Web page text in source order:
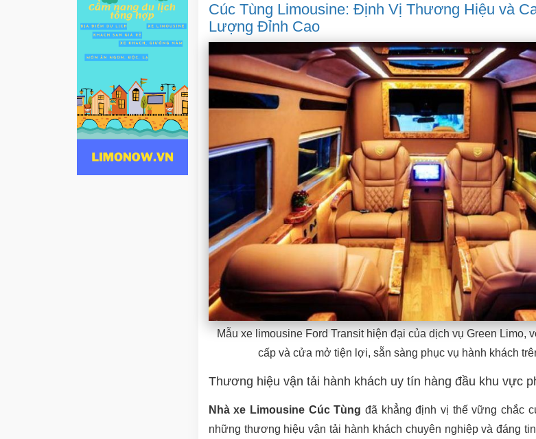
Cúc Tùng Limousine: Định Vị Thương Hiệu và
Lượng Đỉnh Cao
Mẫu xe limousine Ford Transit hiện đại của dịch vụ Green Limo,
cấp và cửa mở tiện lợi, sẵn sàng phục vụ hành khách
Thương hiệu vận tải hành khách uy tín hàng đầu khu vực
Nhà xe Limousine Cúc Tùng đã khẳng định vị thế vững chắc
những thương hiệu vận tải hành khách chuyên nghiệp và đáng